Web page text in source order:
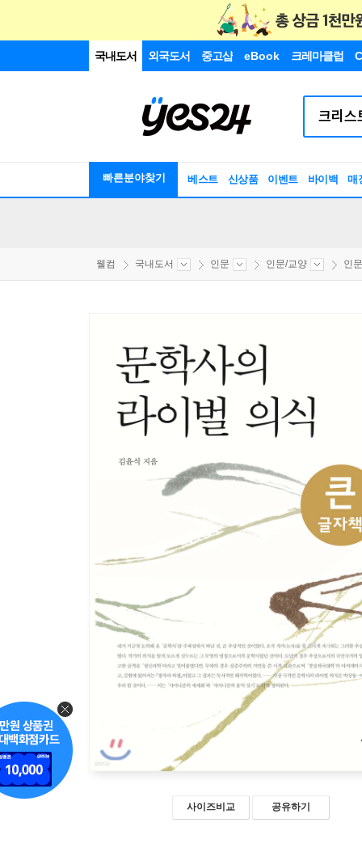
국내도서 외국도서 중고샵 eBook 크레마클럽
빠른분야찾기 베스트 신상품 이벤트 바이백 매
웰컴 국내도서 인문 인문/교양 인
사이즈비교 공유하기